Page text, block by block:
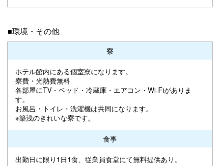
■環境・その他
寮
ホテル館内にある個室寮になります。
寮費・光熱費無料
各部屋にTV・ベッド・冷蔵庫・エアコン・Wi-Fiがありま
す。
お風呂・トイレ・洗濯機は共同になります。
※築浅のきれいな寮です。
食事
出勤日に限り1日1食、従業員食堂にて無料提供あり。